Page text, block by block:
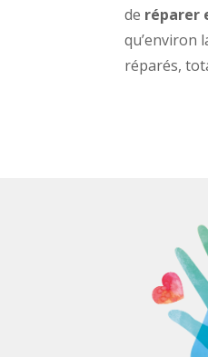
de réparer
qu’environ
réparés,